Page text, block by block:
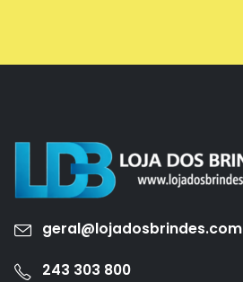
geral@lojadosbrindes.com
243 303 800